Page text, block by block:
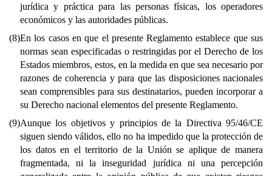
jurídica y práctica para las personas físicas, los operadores
económicos y las autoridades públicas.
(8)En los casos en que el presente Reglamento establece que sus
normas sean especificadas o restringidas por el Derecho de los
Estados miembros, estos, en la medida en que sea necesario por
razones de coherencia y para que las disposiciones nacionales
sean comprensibles para sus destinatarios, pueden incorporar a
su Derecho nacional elementos del presente Reglamento.
(9)Aunque los objetivos y principios de la Directiva 95/46/CE
siguen siendo válidos, ello no ha impedido que la protección de
los datos en el territorio de la Unión se aplique de manera
fragmentada, ni la inseguridad jurídica ni una percepción